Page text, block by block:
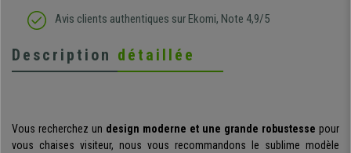
Avis clients authentiques sur Ekomi, Note 4,9/5
Description détaillée
Vous recherchez un design moderne et une grande robustesse pour
vous chaises visiteur, nous vous recommandons le sublime modèle